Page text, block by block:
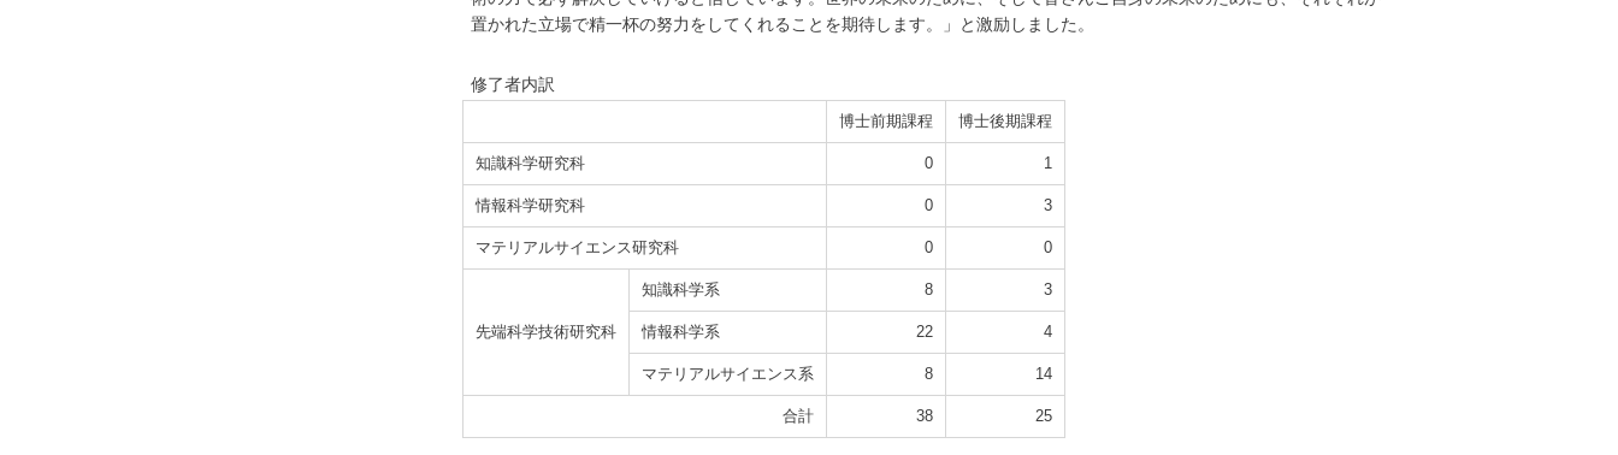
置かれた立場で精一杯の努力をしてくれることを期待します。」と激励しました。
修了者内訳
博士前期課程 博士後期課程
知識科学研究科 0 1
情報科学研究科 0 3
マテリアルサイエンス研究科 0 0
先端科学技術研究科
知識科学系 8 3
情報科学系 22 4
マテリアルサイエンス系 8 14
合計 38 25